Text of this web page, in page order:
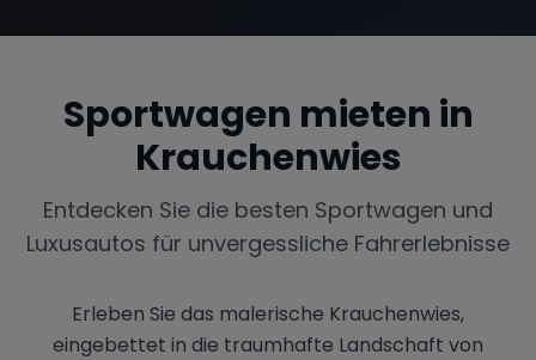
Sportwagen mieten in
Krauchenwies
Entdecken Sie die besten Sportwagen und
Luxusautos für unvergessliche Fahrerlebnisse
Erleben Sie das malerische Krauchenwies,
eingebettet in die traumhafte Landschaft von